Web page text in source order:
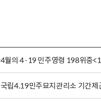
4월의 4·19 민주영령 198위중